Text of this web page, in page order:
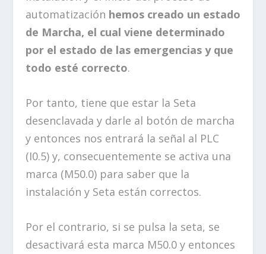
automatización hemos creado un estado
de Marcha, el cual viene determinado
por el estado de las emergencias y que
todo esté correcto.
Por tanto, tiene que estar la Seta
desenclavada y darle al botón de marcha
y entonces nos entrará la señal al PLC
(I0.5) y, consecuentemente se activa una
marca (M50.0) para saber que la
instalación y Seta están correctos.
Por el contrario, si se pulsa la seta, se
desactivará esta marca M50.0 y entonces